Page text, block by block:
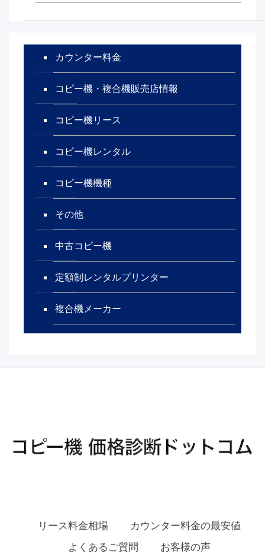
カウンター料金
コピー機・複合機販売店情報
コピー機リース
コピー機レンタル
コピー機機種
その他
中古コピー機
定額制レンタルプリンター
複合機メーカー
リース料金相場
カウンター料金の最安値
よくあるご質問
お客様の声